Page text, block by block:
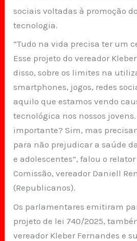
sociais voltadas à promoção
tecnologia.
“Tudo na vida precisa ter um
Esse projeto do vereador
disso, sobre os limites na
smartphones, jogos, redes
aquilo que estamos vendo
tecnológica nos nossos
importante? Sim, mas
para não prejudicar a saúde
e adolescentes”, falou o
Comissão, vereador Daniell
(Republicanos).
Os parlamentares emitiram
projeto de lei 740/2025,
vereador Kleber Fernandes e